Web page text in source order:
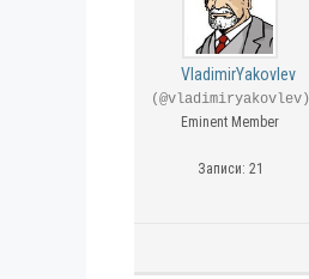
VladimirYakovlev
(@vladimiryakovlev)
Eminent Member
Записи: 21